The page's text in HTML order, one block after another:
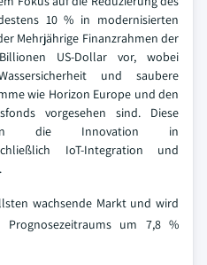
10 % in modernisierten
Mehrjährige Finanzrahmen der
US-Dollar vor, wobei
und saubere
wie Horizon Europe und den
vorgesehen sind. Diese
die Innovation in
IoT-Integration und
wachsende Markt und wird
Prognosezeitraums um 7,8 %